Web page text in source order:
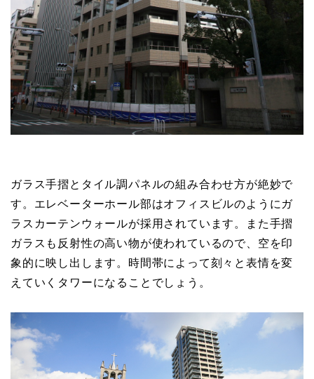
ガラス手摺とタイル調パネルの組み合わせ方が絶妙で
す。エレベーターホール部はオフィスビルのようにガ
ラスカーテンウォールが採用されています。また手摺
ガラスも反射性の高い物が使われているので、空を印
象的に映し出します。時間帯によって刻々と表情を変
えていくタワーになることでしょう。